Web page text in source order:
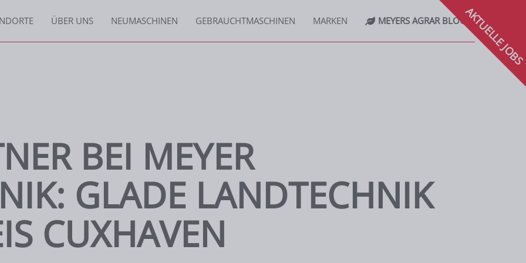
Glade Landtechnik in Cuxhaven - AKTUELLE JOBS
ÜBER UNS NEUMASCHINEN GEBRAUCHTMASCHINEN MARKEN MEYERS AGRAR BLOG
Glade Landtechnik im Landkreis Cuxhaven
BEI MEYER
GLADE LANDTECHNIK
CUXHAVEN